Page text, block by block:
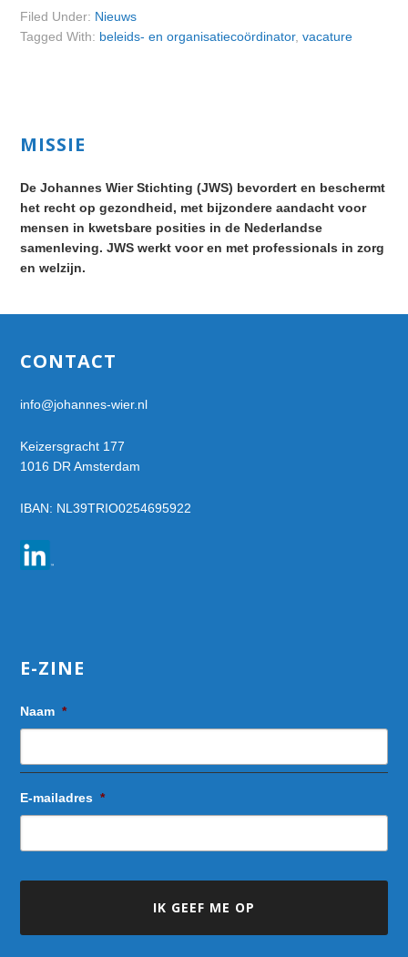
Filed Under: Nieuws
Tagged With: beleids- en organisatiecoördinator,vacature
Primary
MISSIE
De Johannes Wier Stichting (JWS) bevordert en beschermt
het recht op gezondheid, met bijzondere aandacht voor
mensen in kwetsbare posities in de Nederlandse
samenleving. JWS werkt voor en met professionals in zorg
en welzijn.
Footer
CONTACT
info@johannes-wier.nl
Keizersgracht 177
1016 DR Amsterdam
IBAN: NL39TRIO0254695922
E-ZINE
Naam *
E-mailadres *